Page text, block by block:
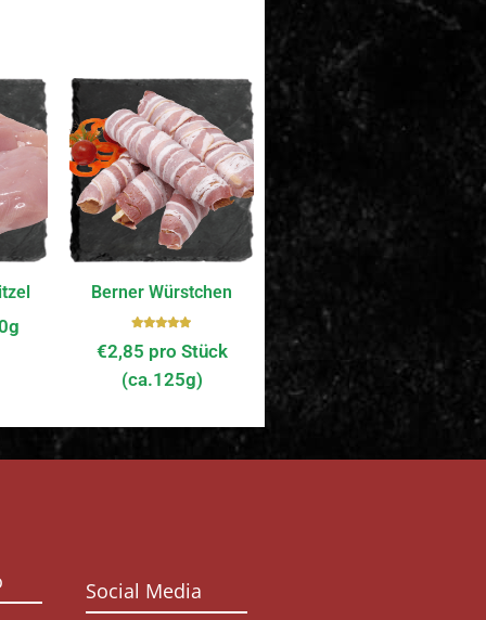
Berner Würstchen
t mit
5.00von
€2,85 pro Stück
(ca.125g)
Social Media